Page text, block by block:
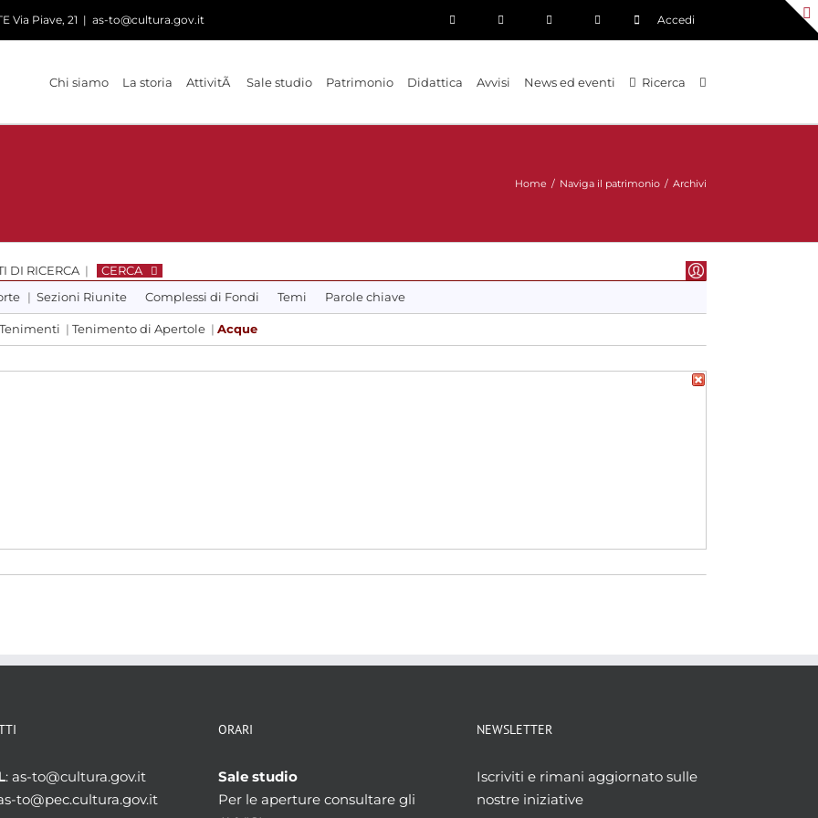
Via Piave, 21 | as-to@cultura.gov.it Accedi
Chi siamo La storia AttivitÃ Sale studio Patrimonio Didattica Avvisi News ed eventi Ricerca
Home / Naviga il patrimonio / Archivi
DI RICERCA |
CERCA
| Sezioni Riunite Complessi di Fondi Temi Parole chiave
Tenimenti | Tenimento di Apertole | Acque
: as-to@cultura.gov.it
to@pec.cultura.gov.it
ORARI
Sale studio
Per le aperture consultare gli
NEWSLETTER
Iscriviti e rimani aggiornato sulle
nostre iniziative